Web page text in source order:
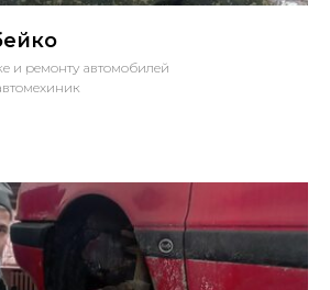
и ремонту автомобилей